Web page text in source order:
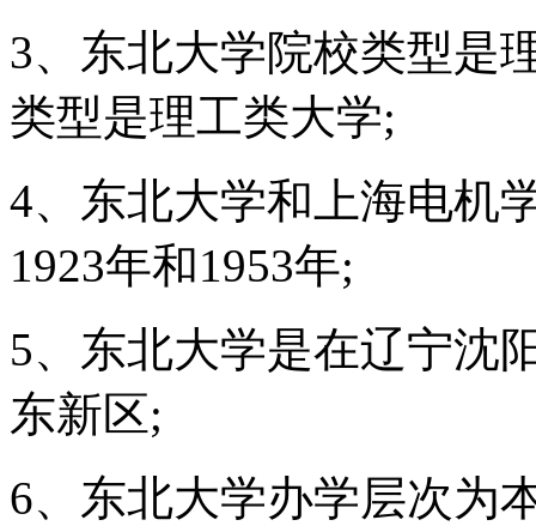
3、东北大学院校类型是
类型是理工类大学;
4、东北大学和上海电机
1923年和1953年;
5、东北大学是在辽宁沈
东新区;
6、东北大学办学层次为